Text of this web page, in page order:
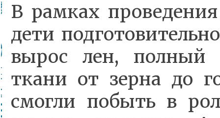
В рамках
дети
вырос лен, полный
ткани от зерна до
смогли побыть в